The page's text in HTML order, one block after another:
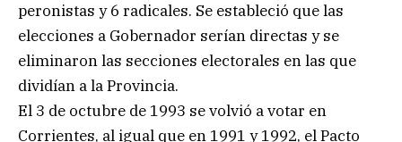
peronistas y 6 radicales. Se estableció que las
elecciones a Gobernador serían directas y se
eliminaron las secciones electorales en las que
dividían a la Provincia.
El 3 de octubre de 1993 se volvió a votar en
Corrientes, al igual que en 1991 y 1992, el Pacto